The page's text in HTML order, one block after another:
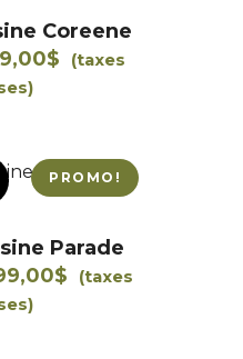
Coreene
$ Le
1199,00$.
(taxes
PROMO!
AJOUTER AU PANIER
Parade
$ Le
(taxes